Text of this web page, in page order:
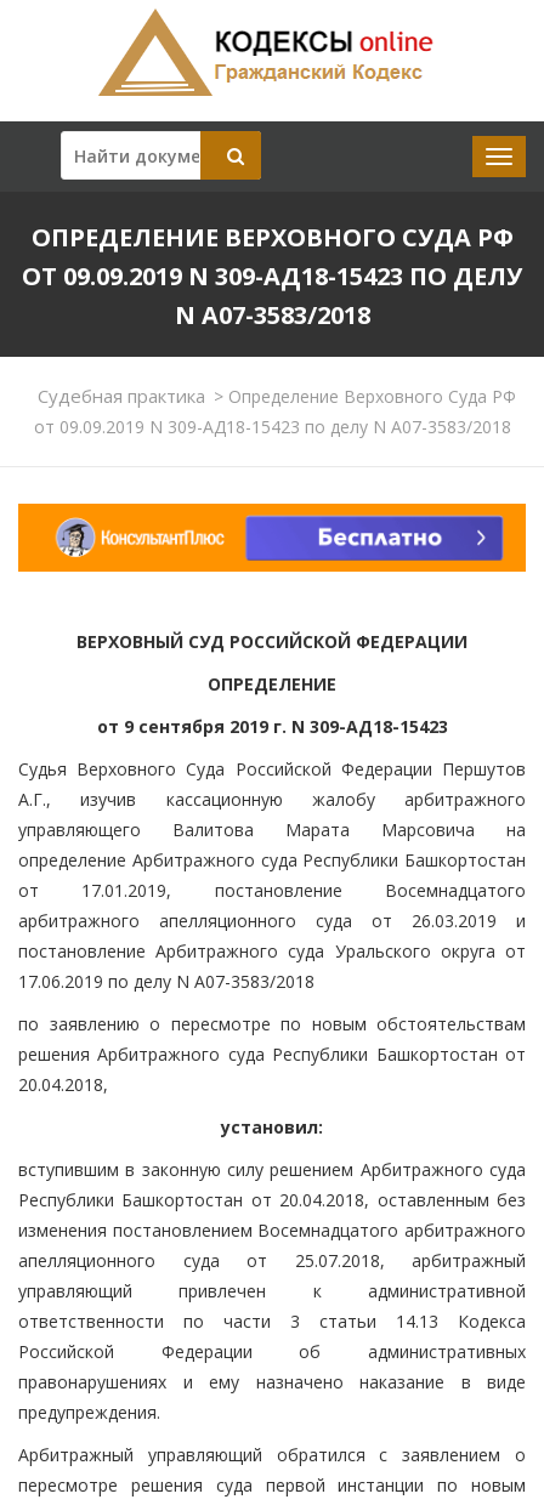
ОПРЕДЕЛЕНИЕ ВЕРХОВНОГО СУДА РФ
ОТ 09.09.2019 N 309-АД18-15423 ПО ДЕЛУ
N А07-3583/2018
Судебная практика >Определение Верховного Суда РФ
от 09.09.2019 N 309-АД18-15423 по делу N А07-3583/2018
ВЕРХОВНЫЙ СУД РОССИЙСКОЙ ФЕДЕРАЦИИ
ОПРЕДЕЛЕНИЕ
от 9 сентября 2019 г. N 309-АД18-15423
Судья Верховного Суда Российской Федерации Першутов
А.Г., изучив кассационную жалобу арбитражного
управляющего Валитова Марата Марсовича на
определение Арбитражного суда Республики Башкортостан
от 17.01.2019, постановление Восемнадцатого
арбитражного апелляционного суда от 26.03.2019 и
постановление Арбитражного суда Уральского округа от
17.06.2019 по делу N А07-3583/2018
по заявлению о пересмотре по новым обстоятельствам
решения Арбитражного суда Республики Башкортостан от
20.04.2018,
установил:
вступившим в законную силу решением Арбитражного суда
Республики Башкортостан от 20.04.2018, оставленным без
изменения постановлением Восемнадцатого арбитражного
апелляционного суда от 25.07.2018, арбитражный
управляющий привлечен к административной
ответственности по части 3 статьи 14.13 Кодекса
Российской Федерации об административных
правонарушениях и ему назначено наказание в виде
предупреждения.
Арбитражный управляющий обратился с заявлением о
пересмотре решения суда первой инстанции по новым